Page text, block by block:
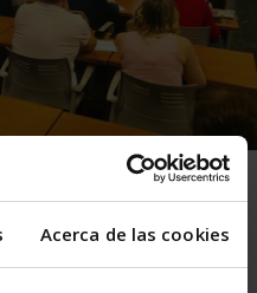
Acerca de las cookies
en la jornada del
Mundial por el Trabajo